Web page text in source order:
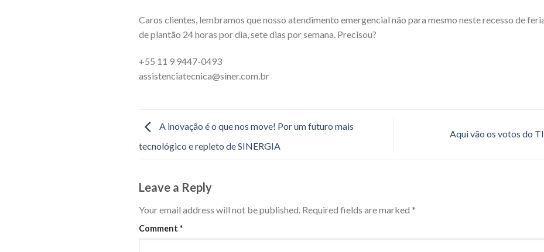
Caros clientes, lembramos que nosso atendimento emergencial não para mesmo neste recesso de
de plantão 24 horas por dia, sete dias por semana. Precisou?
+55 11 9 9447-0493
assistenciatecnica@siner.com.br
A inovação é o que nos move! Por um futuro mais
tecnológico e repleto de SINERGIA
Aqui vão os votos do
Leave a Reply
Your email address will not be published. Required fields are marked *
Comment *